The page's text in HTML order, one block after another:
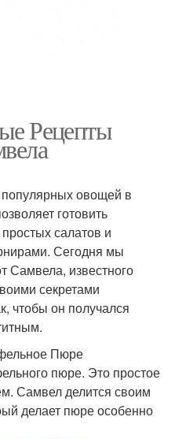
Рецепты
овощей в
готовить
салатов и
Сегодня мы
Самвела, известного
секретами
чтобы он получался
Пюре
пюре. Это простое
Самвел делится своим
делает пюре особенно